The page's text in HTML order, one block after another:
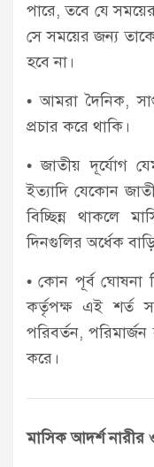
পারে, তবে যে
সে সময়ের জন্য
হবে না।
• আমরা দৈনিক,
প্রচার করে থাকি।
• জাতীয় দূর্যোগ
ইত্যাদি যেকোন
বিচ্ছিন্ন থাকলে
দিনগুলির অর্ধেক
• কোন পূর্ব ঘোষনা
কর্তৃপক্ষ এই শর্ত
পরিবর্তন, পরিমার্জন
করে।
মাসিক আদর্শ নারীর